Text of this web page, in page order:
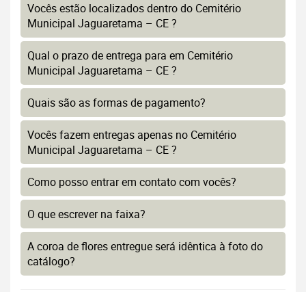
Vocês estão localizados dentro do Cemitério
Municipal Jaguaretama – CE ?
Qual o prazo de entrega para em Cemitério
Municipal Jaguaretama – CE ?
Quais são as formas de pagamento?
Vocês fazem entregas apenas no Cemitério
Municipal Jaguaretama – CE ?
Como posso entrar em contato com vocês?
O que escrever na faixa?
A coroa de flores entregue será idêntica à foto do
catálogo?